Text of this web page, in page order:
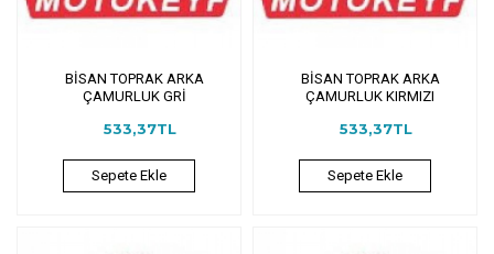
BİSAN TOPRAK ARKA
ÇAMURLUK GRİ
533,37TL
Sepete Ekle
BİSAN TOPRAK ARKA
ÇAMURLUK KIRMIZI
533,37TL
Sepete Ekle